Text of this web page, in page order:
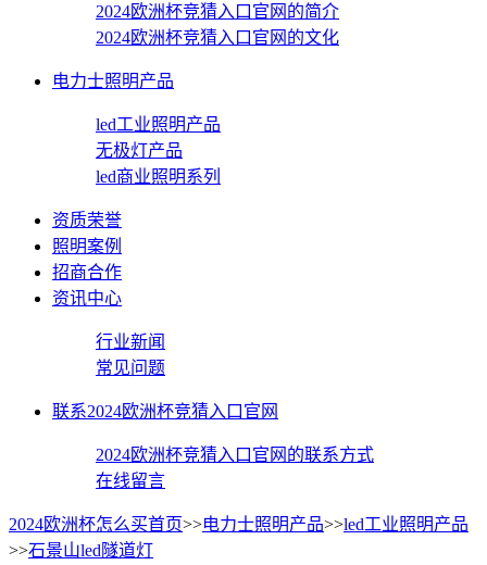
2024欧洲杯竞猜入口官网的简介
2024欧洲杯竞猜入口官网的文化
电力士照明产品
led工业照明产品
无极灯产品
led商业照明系列
资质荣誉
照明案例
招商合作
资讯中心
行业新闻
常见问题
联系2024欧洲杯竞猜入口官网
2024欧洲杯竞猜入口官网的联系方式
在线留言
2024欧洲杯怎么买首页>>电力士照明产品>>led工业照明产品
>>石景山led隧道灯